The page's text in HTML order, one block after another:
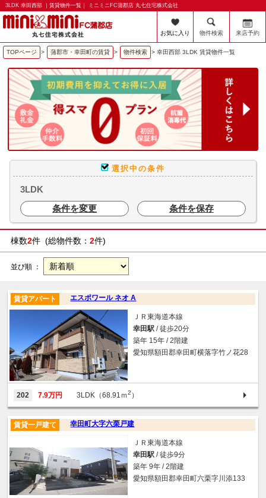
3LDK 幸田西部 ｜賃貸物件一覧｜ ミニミニFC蒲郡店 丸七住宅株式会社
お気に入り 物件検索 来店予約
TOPページ > 蒲郡市・幸田町の賃貸 > 物件検索 > 幸田西部 3LDK 賃貸物件一覧
選択中の条件
3LDK
条件を変更
条件を保存
棟数2件 (総物件数： 2件)
並び順 ：
エスポワール ネオ A
賃貸アパート
ＪＲ東海道本線
幸田駅 / 徒歩20分
築年 15年 / 2階建
愛知県額田郡幸田町横落字竹ノ花28
202 7.9万円 3LDK（68.91ｍ2 ）
幸田町大字六栗戸建
賃貸一戸建て
ＪＲ東海道本線
幸田駅 / 徒歩9分
築年 9年 / 2階建
愛知県額田郡幸田町六栗字川添133